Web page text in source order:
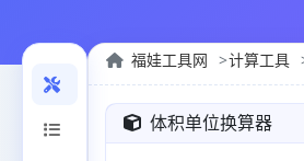
福娃工具网 计算工具
体积单位换算器